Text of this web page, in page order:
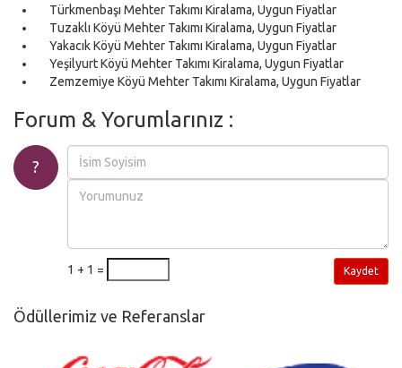
Türkmenbaşı Mehter Takımı Kiralama, Uygun Fiyatlar
Tuzaklı Köyü Mehter Takımı Kiralama, Uygun Fiyatlar
Yakacık Köyü Mehter Takımı Kiralama, Uygun Fiyatlar
Yeşilyurt Köyü Mehter Takımı Kiralama, Uygun Fiyatlar
Zemzemiye Köyü Mehter Takımı Kiralama, Uygun Fiyatlar
Forum & Yorumlarınız :
?
1 + 1 = Kaydet
Ödüllerimiz ve Referanslar